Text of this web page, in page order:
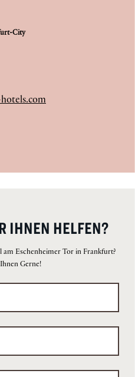
City
IHNEN HELFEN?
am Eschenheimer Tor in Frankfurt?
Gerne!